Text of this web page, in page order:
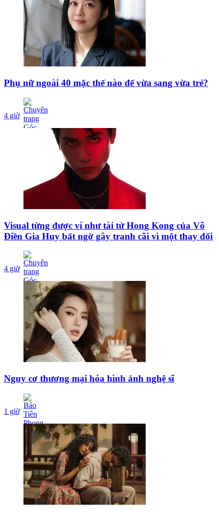
Phụ nữ ngoài 40 mặc thế nào để vừa sang vừa trẻ?
4 giờ
Visual từng được ví như tài tử Hong Kong của Võ
Điền Gia Huy bất ngờ gây tranh cãi vì một thay đổi
4 giờ
Nguy cơ thương mại hóa hình ảnh nghệ sĩ
1 giờ